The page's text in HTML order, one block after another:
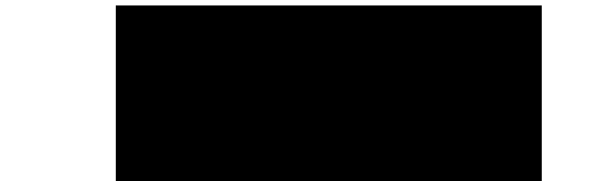
Video